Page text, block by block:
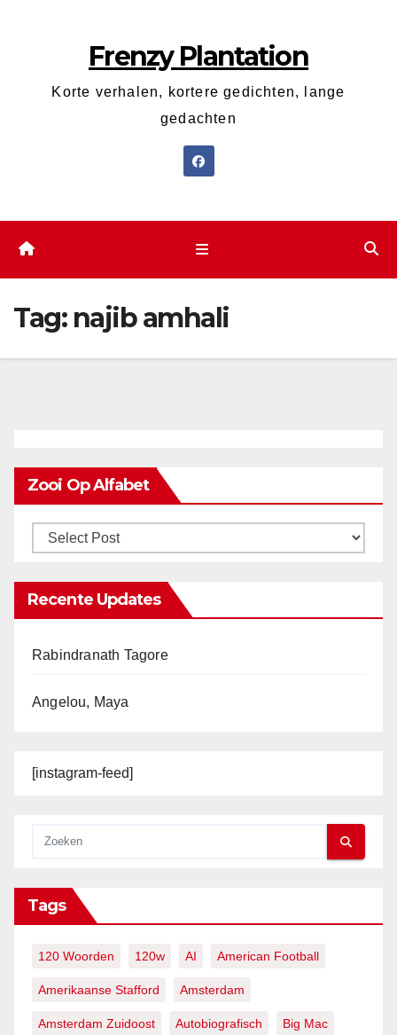
Frenzy Plantation
Korte verhalen, kortere gedichten, lange
gedachten
Tag: najib amhali
Zooi Op Alfabet
Recente Updates
Rabindranath Tagore
Angelou, Maya
[instagram-feed]
Tags
120 Woorden 120w AI American Football
Amerikaanse Stafford Amsterdam
Amsterdam Zuidoost Autobiografisch Big Mac